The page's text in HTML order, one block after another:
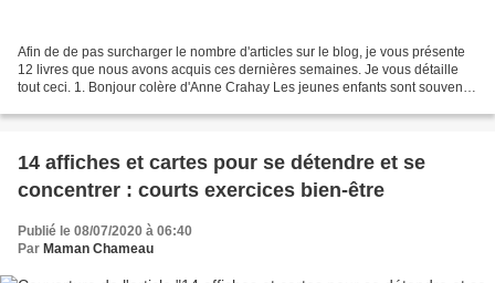
Afin de de pas surcharger le nombre d'articles sur le blog, je vous présente
12 livres que nous avons acquis ces dernières semaines. Je vous détaille
tout ceci. 1. Bonjour colère d'Anne Crahay Les jeunes enfants sont souvent
14 affiches et cartes pour se détendre et se
concentrer : courts exercices bien-être
Publié le 08/07/2020 à 06:40
Par Maman Chameau